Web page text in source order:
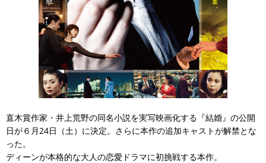
直木賞作家・井上荒野の同名小説を実写映画化する『結婚』の公開
日が６月24日（土）に決定。さらに本作の追加キャストが解禁とな
った。
ディーンが本格的な大人の恋愛ドラマに初挑戦する本作。